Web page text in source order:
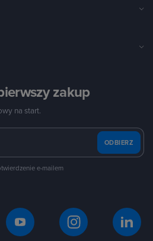
zakup
na start.
ODBIERZ
e-mailem